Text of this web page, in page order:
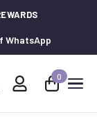
WhatsApp
0